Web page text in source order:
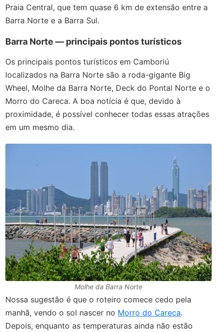
Praia Central, que tem quase 6 km de extensão entre a
Barra Norte e a Barra Sul.
Barra Norte— principais pontos turísticos
Os principais pontos turísticos em Camboriú
localizados na Barra Norte são a roda-gigante Big
Wheel, Molhe da Barra Norte, Deck do Pontal Norte e o
Morro do Careca. A boa notícia é que, devido à
proximidade, é possível conhecer todas essas atrações
em um mesmo dia.
Molhe da Barra Norte
Nossa sugestão é que o roteiro comece cedo pela
manhã, vendo o sol nascer no Morro do Careca.
Depois, enquanto as temperaturas ainda não estão